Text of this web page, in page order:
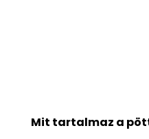
Mit tartalmaz a